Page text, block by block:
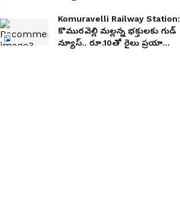
Komuravelli Railway Station:
కొమురవెల్లి మల్లన్న భక్తులకు గుడ్
న్యూస్.. రూ.10తో రైలు ప్రయాణం..